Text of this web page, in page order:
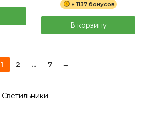
+ 1137 бонусов
В корзину
1 2 ... 7 →
Светильники